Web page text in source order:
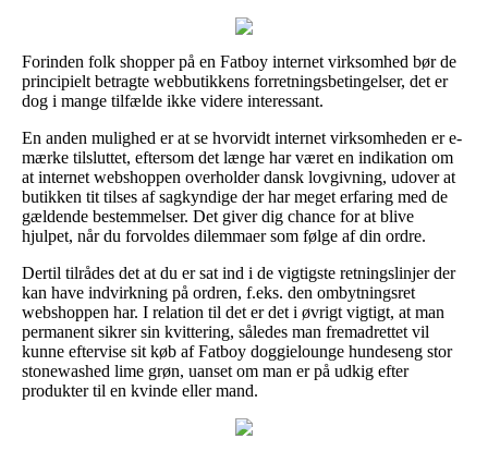
Forinden folk shopper på en Fatboy internet virksomhed bør de
principielt betragte webbutikkens forretningsbetingelser, det er
dog i mange tilfælde ikke videre interessant.
En anden mulighed er at se hvorvidt internet virksomheden er e-
mærke tilsluttet, eftersom det længe har været en indikation om
at internet webshoppen overholder dansk lovgivning, udover at
butikken tit tilses af sagkyndige der har meget erfaring med de
gældende bestemmelser. Det giver dig chance for at blive
hjulpet, når du forvoldes dilemmaer som følge af din ordre.
Dertil tilrådes det at du er sat ind i de vigtigste retningslinjer der
kan have indvirkning på ordren, f.eks. den ombytningsret
webshoppen har. I relation til det er det i øvrigt vigtigt, at man
permanent sikrer sin kvittering, således man fremadrettet vil
kunne eftervise sit køb af Fatboy doggielounge hundeseng stor
stonewashed lime grøn, uanset om man er på udkig efter
produkter til en kvinde eller mand.